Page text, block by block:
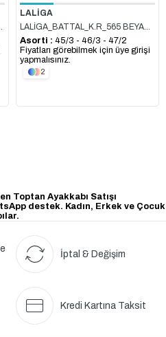
LALİGA
LALİGA_BATTAL_K.R_565 BEYAZ_ALTIN_DESENLİ
Asorti : 45/3 - 46/3 - 47/2
Fiyatları görebilmek için üye girişi
yapmalısınız.
2
Toptan Ayakkabı Satışı
destek. Kadın, Erkek ve Çocuk
İptal & Değişim
Kredi Kartına Taksit